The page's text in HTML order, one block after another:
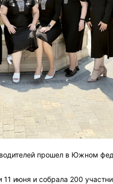
прошел в Южном
июня и собрала 200